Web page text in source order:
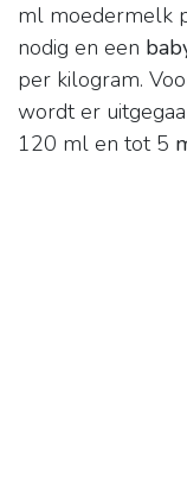
ml moedermelk
nodig en een
per kilogram.
wordt er
120 ml en tot 5